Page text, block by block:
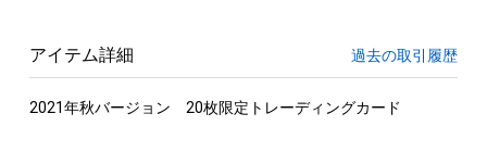
アイテム詳細 過去の取引履歴
2021年秋バージョン　20枚限定トレーディングカード